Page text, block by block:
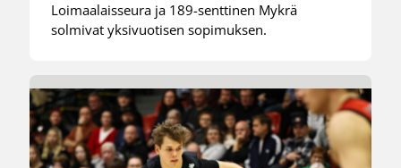
Loimaalaisseura ja 189-senttinen Mykrä
solmivat yksivuotisen sopimuksen.